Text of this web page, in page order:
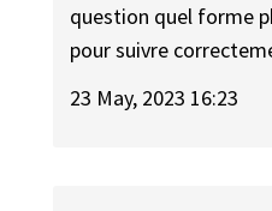
question quel forme
pour suivre
23 May, 2023 16:23